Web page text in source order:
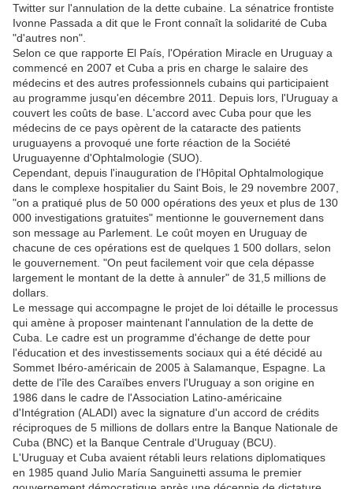
Twitter sur l'annulation de la dette cubaine. La sénatrice frontiste
Ivonne Passada a dit que le Front connaît la solidarité de Cuba
"d'autres non".
Selon ce que rapporte El País, l'Opération Miracle en Uruguay a
commencé en 2007 et Cuba a pris en charge le salaire des
médecins et des autres professionnels cubains qui participaient
au programme jusqu'en décembre 2011. Depuis lors, l'Uruguay a
couvert les coûts de base. L'accord avec Cuba pour que les
médecins de ce pays opèrent de la cataracte des patients
uruguayens a provoqué une forte réaction de la Société
Uruguayenne d'Ophtalmologie (SUO).
Cependant, depuis l'inauguration de l'Hôpital Ophtalmologique
dans le complexe hospitalier du Saint Bois, le 29 novembre 2007,
"on a pratiqué plus de 50 000 opérations des yeux et plus de 130
000 investigations gratuites" mentionne le gouvernement dans
son message au Parlement. Le coût moyen en Uruguay de
chacune de ces opérations est de quelques 1 500 dollars, selon
le gouvernement. "On peut facilement voir que cela dépasse
largement le montant de la dette à annuler" de 31,5 millions de
dollars.
Le message qui accompagne le projet de loi détaille le processus
qui amène à proposer maintenant l'annulation de la dette de
Cuba. Le cadre est un programme d'échange de dette pour
l'éducation et des investissements sociaux qui a été décidé au
Sommet Ibéro-américain de 2005 à Salamanque, Espagne. La
dette de l'île des Caraïbes envers l'Uruguay a son origine en
1986 dans le cadre de l'Association Latino-américaine
d'Intégration (ALADI) avec la signature d'un accord de crédits
réciproques de 5 millions de dollars entre la Banque Nationale de
Cuba (BNC) et la Banque Centrale d'Uruguay (BCU).
L'Uruguay et Cuba avaient rétabli leurs relations diplomatiques
en 1985 quand Julio María Sanguinetti assuma le premier